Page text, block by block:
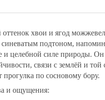
хвои и ягод
синеватым подтоном,
и целебной силе природы.
связи с землёй и
прогулка по сосновому бору.
и ощущения: